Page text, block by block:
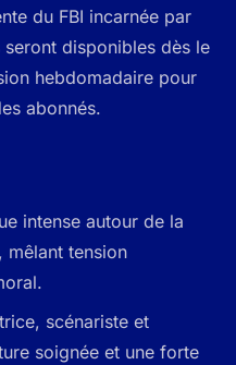
du FBI incarnée par
seront disponibles dès le
hebdomadaire pour
abonnés.
intense autour de la
mêlant tension
scénariste et
soignée et une forte